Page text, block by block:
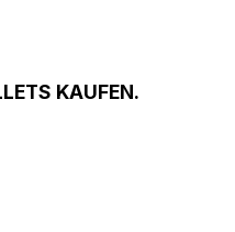
KAUFEN.